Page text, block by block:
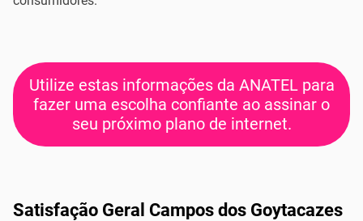
Utilize estas informações da ANATEL para
fazer uma escolha confiante ao assinar o
seu próximo plano de internet.
Satisfação Geral Campos dos Goytacazes